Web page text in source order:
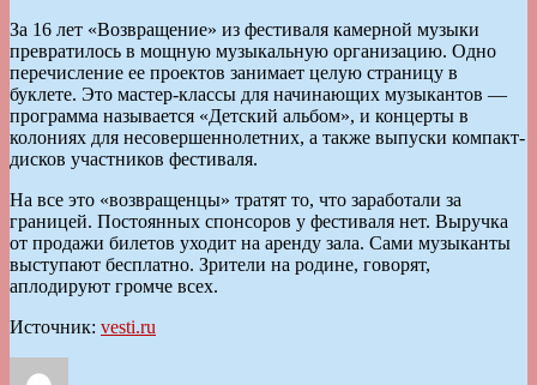
За 16 лет «Возвращение» из фестиваля камерной музыки
превратилось в мощную музыкальную организацию. Одно
перечисление ее проектов занимает целую страницу в
буклете. Это мастер-классы для начинающих музыкантов —
программа называется «Детский альбом», и концерты в
колониях для несовершеннолетних, а также выпуски компакт-
дисков участников фестиваля.
На все это «возвращенцы» тратят то, что заработали за
границей. Постоянных спонсоров у фестиваля нет. Выручка
от продажи билетов уходит на аренду зала. Сами музыканты
выступают бесплатно. Зрители на родине, говорят,
аплодируют громче всех.
Источник: vesti.ru